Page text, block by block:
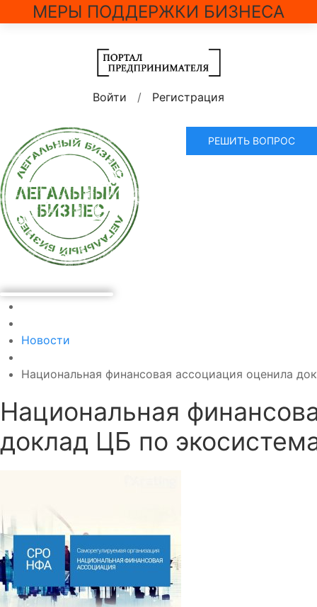
МЕРЫ ПОДДЕРЖКИ БИЗНЕСА
Войти / Регистрация
РЕШИТЬ ВОПРОС
Новости
Национальная финансовая ассоциация оценила
Национальная
доклад ЦБ по